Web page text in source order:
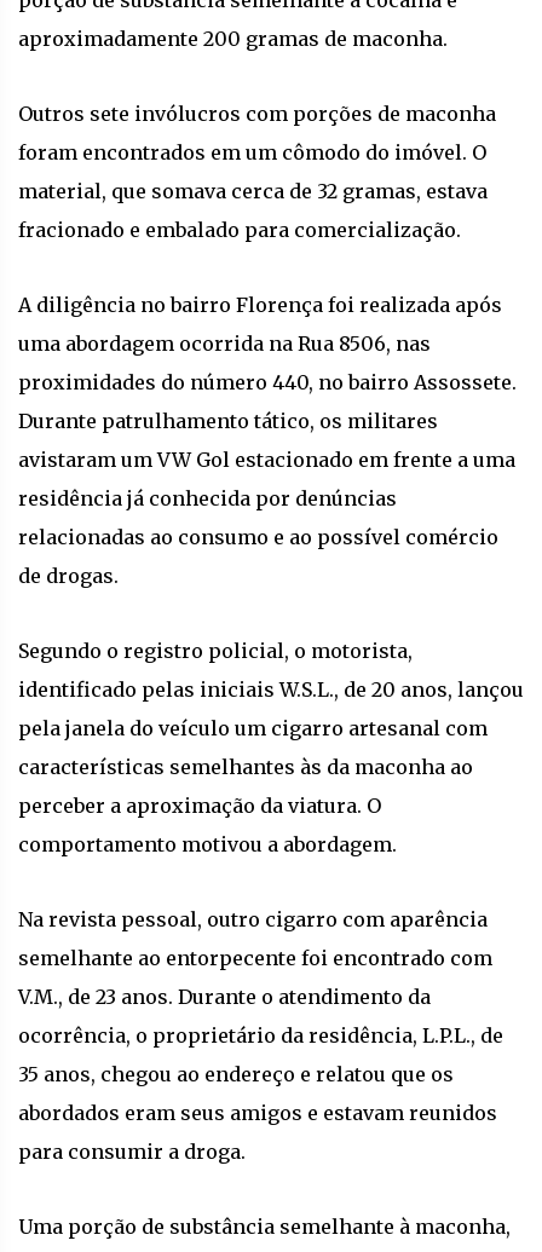
aproximadamente 200 gramas de maconha.
Outros sete invólucros com porções de maconha
foram encontrados em um cômodo do imóvel. O
material, que somava cerca de 32 gramas, estava
fracionado e embalado para comercialização.
A diligência no bairro Florença foi realizada após
uma abordagem ocorrida na Rua 8506, nas
proximidades do número 440, no bairro Assossete.
Durante patrulhamento tático, os militares
avistaram um VW Gol estacionado em frente a uma
residência já conhecida por denúncias
relacionadas ao consumo e ao possível comércio
de drogas.
Segundo o registro policial, o motorista,
identificado pelas iniciais W.S.L., de 20 anos, lançou
pela janela do veículo um cigarro artesanal com
características semelhantes às da maconha ao
perceber a aproximação da viatura. O
comportamento motivou a abordagem.
Na revista pessoal, outro cigarro com aparência
semelhante ao entorpecente foi encontrado com
V.M., de 23 anos. Durante o atendimento da
ocorrência, o proprietário da residência, L.P.L., de
35 anos, chegou ao endereço e relatou que os
abordados eram seus amigos e estavam reunidos
para consumir a droga.
Uma porção de substância semelhante à maconha,